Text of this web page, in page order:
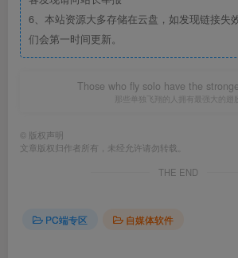
6、本站资源大多存储在云盘，如发现链接失
们会第一时间更新。
Those who fly solo have the
那些单独飞翔的人拥有最强大的翅
© 版权声明
文章版权归作者所有，未经允许请勿转载。
THE END
PC端专区 自媒体软件